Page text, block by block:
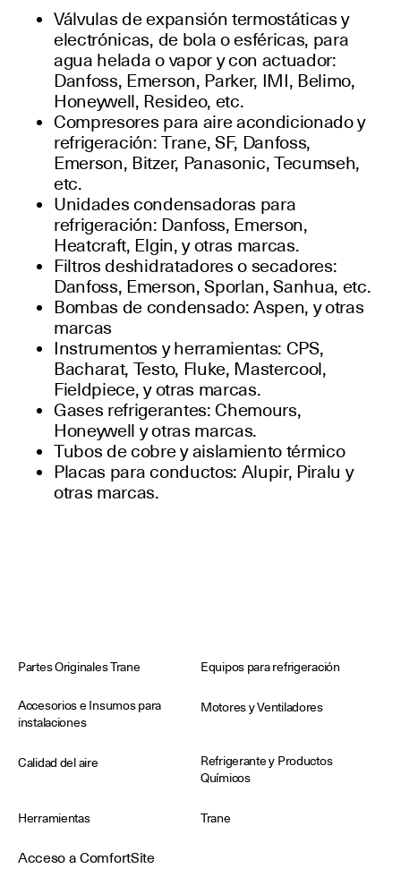
Válvulas de expansión termostáticas y
electrónicas, de bola o esféricas, para
agua helada o vapor y con actuador:
Danfoss, Emerson, Parker, IMI, Belimo,
Honeywell, Resideo, etc.
Compresores para aire acondicionado y
refrigeración: Trane, SF, Danfoss,
Emerson, Bitzer, Panasonic, Tecumseh,
etc.
Unidades condensadoras para
refrigeración: Danfoss, Emerson,
Heatcraft, Elgin, y otras marcas.
Filtros deshidratadores o secadores:
Danfoss, Emerson, Sporlan, Sanhua, etc.
Bombas de condensado: Aspen, y otras
marcas
Instrumentos y herramientas: CPS,
Bacharat, Testo, Fluke, Mastercool,
Fieldpiece, y otras marcas.
Gases refrigerantes: Chemours,
Honeywell y otras marcas.
Tubos de cobre y aislamiento térmico
Placas para conductos: Alupir, Piralu y
otras marcas.
Partes Originales Trane Equipos para refrigeración
Accesorios e Insumos para
instalaciones
Motores y Ventiladores
Calidad del aire
Refrigerante y Productos
Químicos
Herramientas Trane
Acceso a ComfortSite